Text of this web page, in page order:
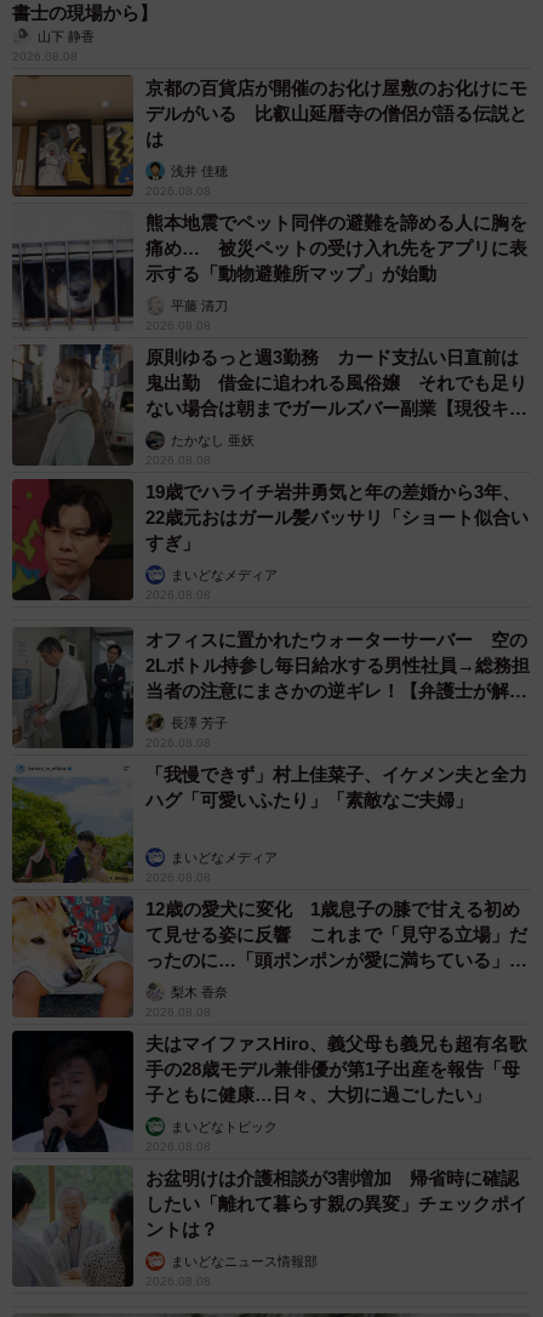
他人を見下すことがなくなった権高（まるいがんもさん提供）
同作を含めた漫画『真面目なマジメな真締くん』は東洋経
済オンラインにて連載中です。
読者からは、「気づけたのすごいよ。大半の人はスネて終
わる」や「自信と過信って紙一重」などの声があがってい
ます。そこで作者のまるいがんもさんに、同作について話
を聞きました。
正直言いづらいのですが、モデルは若い時の自分
です
ー権高さんのモデルとなる人物はいますか。
正直言いづらいのですが、モデルは若い時の自分です…。
作中に出てくる権高くんほどではないですが…。
ある程度、年齢を重ねてからやっと色々なことに気がつい
た感じもあります。自分がとても狭い世界と価値観で人を
見下していたり、物事を決めつけていたり…。幼かった
な、とか、バカだったな、と今では顔が赤くなりそうで
す。
ー同作は、ご自身の体験談などが反映されているのでしょ
書士の現場から】
山下 静香
2026.08.08
京都の百貨店が開催のお化け屋敷のお化けにモ
デルがいる 比叡山延暦寺の僧侶が語る伝説と
は
浅井 佳穂
2026.08.08
熊本地震でペット同伴の避難を諦める人に胸を
痛め… 被災ペットの受け入れ先をアプリに表
示する「動物避難所マップ」が始動
平藤 清刀
2026.08.08
原則ゆるっと週3勤務 カード支払い日直前は
鬼出勤 借金に追われる風俗嬢 それでも足り
ない場合は朝までガールズバー副業【現役キャ
ストに取材】
たかなし 亜妖
2026.08.08
19歳でハライチ岩井勇気と年の差婚から3年、
22歳元おはガール髪バッサリ「ショート似合い
すぎ」
まいどなメディア
2026.08.08
オフィスに置かれたウォーターサーバー 空の
2Lボトル持参し毎日給水する男性社員→総務担
当者の注意にまさかの逆ギレ！【弁護士が解
説】長澤 芳子
2026.08.08
「我慢できず」村上佳菜子、イケメン夫と全力
ハグ「可愛いふたり」「素敵なご夫婦」
まいどなメディア
2026.08.08
12歳の愛犬に変化 1歳息子の膝で甘える初め
て見せる姿に反響 これまで「見守る立場」だ
ったのに…「頭ポンポンが愛に満ちている」
「尊…」
梨木 香奈
2026.08.08
夫はマイファスHiro、義父母も義兄も超有名歌
手の28歳モデル兼俳優が第1子出産を報告「母
子ともに健康…日々、大切に過ごしたい」
まいどなトピック
2026.08.08
お盆明けは介護相談が3割増加 帰省時に確認
したい「離れて暮らす親の異変」チェックポイ
ントは？
まいどなニュース情報部
2026.08.08